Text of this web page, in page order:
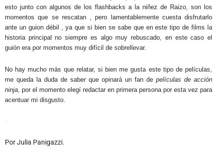
esto junto con algunos de los flashbacks a la niñez de Raizo, son los
momentos que se rescatan , pero lamentablemente cuesta disfrutarlo
ante un guion débil , ya que si bien se sabe que en este tipo de films la
historia principal no siempre es algo muy rebuscado, en este caso el
guión era por momentos muy difícil de sobrellevar.
No hay mucho más que relatar, si bien me gusta este tipo de películas,
me queda la duda de saber que opinará un fan de películas de acción
ninja , por el momento elegí redactar en primera persona por esta vez para
acentuar mi disgusto.
Por Julia Panigazzi.